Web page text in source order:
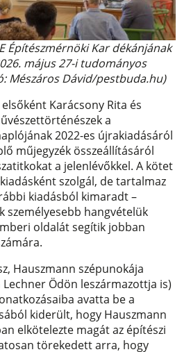
Építészmérnöki Kar dékánjának
május 27-i tudományos
Mészáros Dávid/pestbuda.hu)
Karácsony Rita és
a
2022-es újrakiadásáról
műjegyzék összeállításáról
a jelenlévőkkel. A kötet
szolgál, de tartalmaz
kiadásból kimaradt –
személyesebb hangvételük
oldalát segítik jobban
Hauszmann szépunokája
Ödön leszármazottja is)
avatta be a
kiderült, hogy Hauszmann
elkötelezte magát az építészi
törekedett arra, hogy